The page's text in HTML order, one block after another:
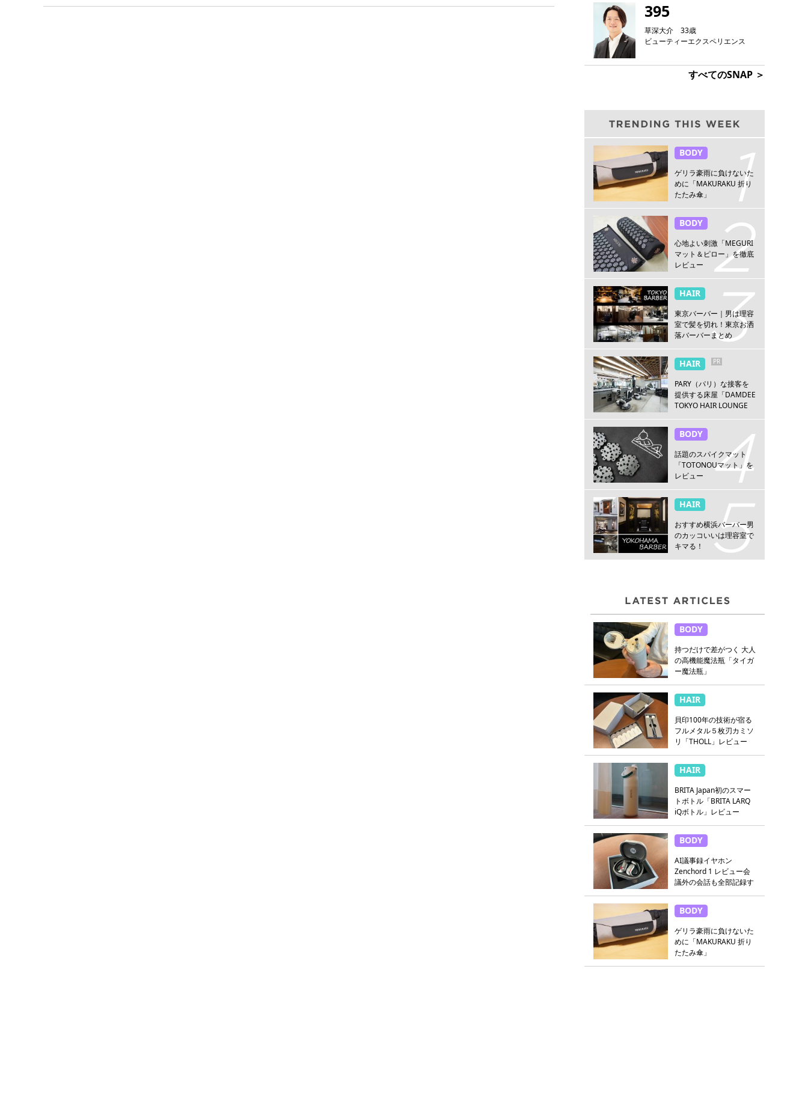
395
草深大介 33歳
ビューティーエクスペリエンス
すべてのSNAP ＞
BODY
ゲリラ豪雨に負けないた
めに「MAKURAKU 折り
たたみ傘」
BODY
心地よい刺激「MEGURI
マット＆ピロー」を徹底
レビュー
HAIR
東京バーバー｜男は理容
室で髪を切れ！東京お洒
落バーバーまとめ
HAIR PR
PARY（パリ）な接客を
提供する床屋「DAMDEE
TOKYO HAIR LOUNGE
BODY
話題のスパイクマット
「TOTONOUマット」を
レビュー
HAIR
おすすめ横浜バーバー男
のカッコいいは理容室で
キマる！
BODY
持つだけで差がつく 大人
の高機能魔法瓶「タイガ
ー魔法瓶」
HAIR
貝印100年の技術が宿る
フルメタル５枚刃カミソ
リ「THOLL」レビュー
HAIR
BRITA Japan初のスマー
トボトル「BRITA LARQ
iQボトル」レビュー
BODY
AI議事録イヤホン
Zenchord 1 レビュー会
議外の会話も全部記録す
BODY
ゲリラ豪雨に負けないた
めに「MAKURAKU 折り
たたみ傘」